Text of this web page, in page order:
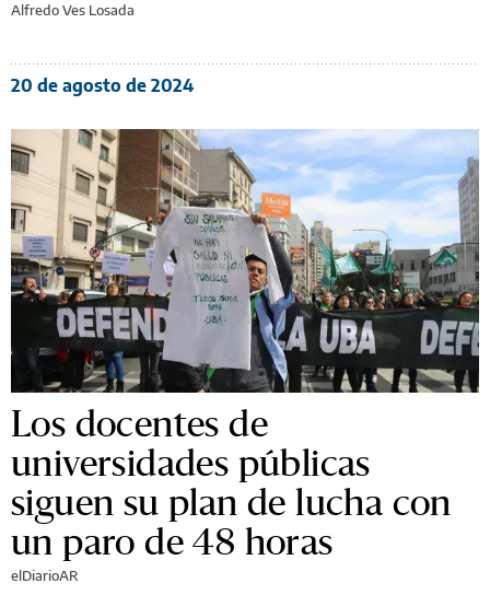
Alfredo Ves Losada
20 de agosto de 2024
Los docentes de
universidades públicas
siguen su plan de lucha con
un paro de 48 horas
elDiarioAR